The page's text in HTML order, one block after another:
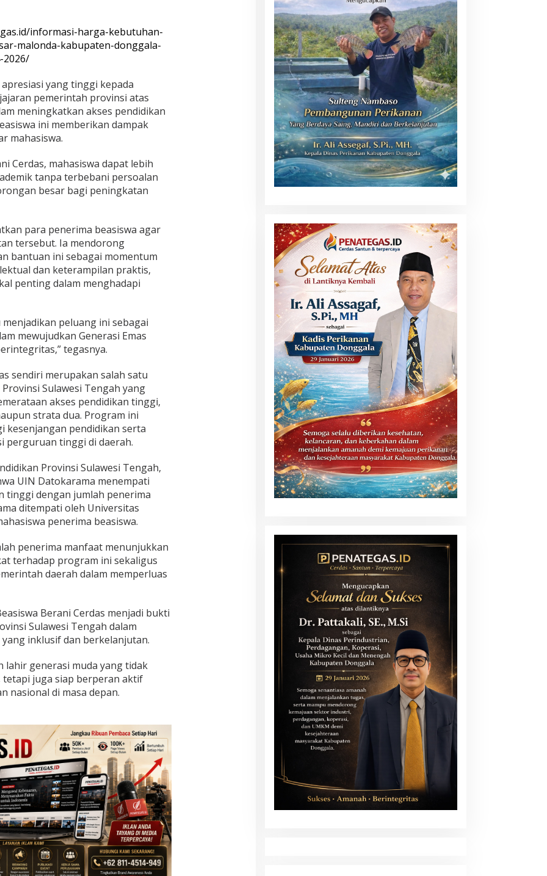
informasi-harga-kebutuhan-
malonda-kabupaten-donggala-
2026/
yang tinggi kepada
pemerintah provinsi atas
meningkatkan akses pendidikan
ini memberikan dampak
mahasiswa.
Cerdas, mahasiswa dapat lebih
tanpa terbebani persoalan
besar bagi peningkatan
para penerima beasiswa agar
tersebut. Ia mendorong
bantuan ini sebagai momentum
dan keterampilan praktis,
penting dalam menghadapi
peluang ini sebagai
mewujudkan Generasi Emas
tegasnya.
sendiri merupakan salah satu
Sulawesi Tengah yang
akses pendidikan tinggi,
strata dua. Program ini
kesenjangan pendidikan serta
perguruan tinggi di daerah.
Provinsi Sulawesi Tengah,
UIN Datokarama menempati
tinggi dengan jumlah penerima
ditempati oleh Universitas
penerima beasiswa.
penerima manfaat menunjukkan
terhadap program ini sekaligus
daerah dalam memperluas
Berani Cerdas menjadi bukti
Sulawesi Tengah dalam
inklusif dan berkelanjutan.
generasi muda yang tidak
tetapi juga siap berperan aktif
nasional di masa depan.